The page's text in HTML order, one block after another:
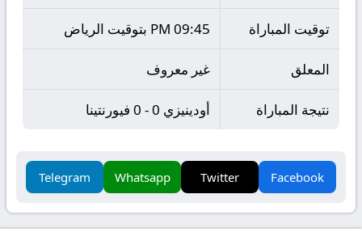
توقيت المباراة 09:45 PM بتوقيت الرياض
المعلق غير معروف
نتيجة المباراة أودينيزي 0 - 0 فيورنتينا
Facebook
Twitter
Whatsapp
Telegram